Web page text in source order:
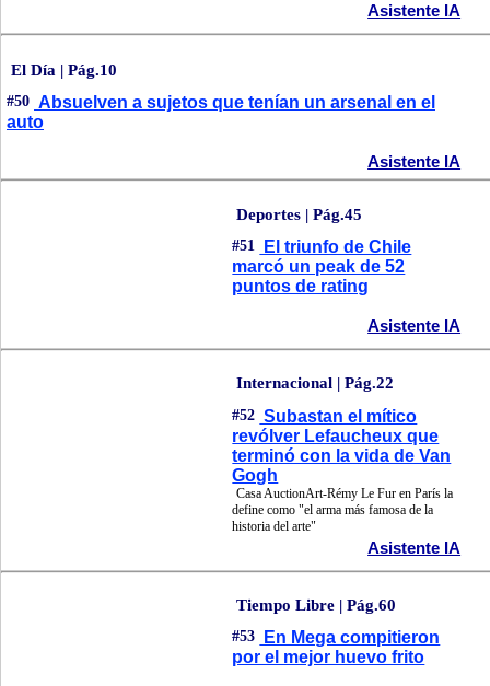
Asistente IA
El Día | Pág.10
#50 Absuelven a sujetos que tenían un arsenal en el
auto
Asistente IA
Deportes | Pág.45
#51
El triunfo de Chile
marcó un peak de 52
puntos de rating
Asistente IA
Internacional | Pág.22
#52 Subastan el mítico
revólver Lefaucheux que
terminó con la vida de Van
Gogh
Casa AuctionArt-Rémy Le Fur en París la
define como "el arma más famosa de la
historia del arte"
Asistente IA
Tiempo Libre | Pág.60
#53
En Mega compitieron
por el mejor huevo frito